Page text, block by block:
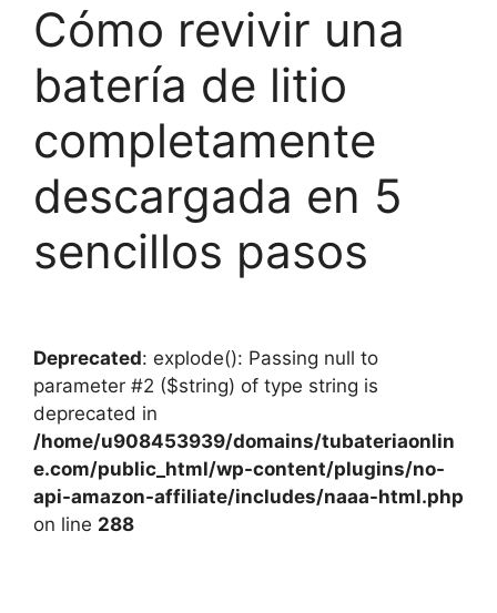
Cómo revivir una
batería de litio
completamente
descargada en 5
sencillos pasos
Deprecated: explode(): Passing null to
parameter #2 ($string) of type string is
deprecated in
/home/u908453939/domains/tubateriaonlin
e.com/public_html/wp-content/plugins/no-
api-amazon-affiliate/includes/naaa-html.php
on line 288